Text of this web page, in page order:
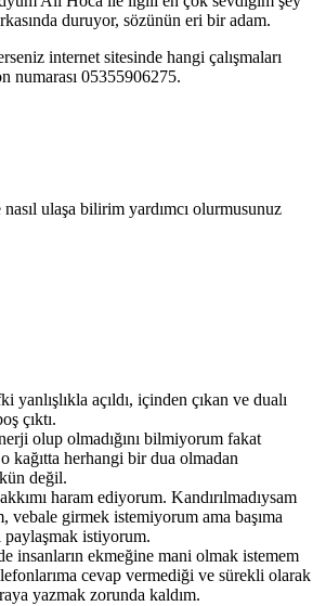
duruyor, sözünün eri bir adam.
internet sitesinde hangi çalışmaları
numarası 05355906275.
ulaşa bilirim yardımcı olurmusunuz
yanlışlıkla açıldı, içinden çıkan ve dualı
çıktı.
olup olmadığını bilmiyorum fakat
o kağıtta herhangi bir dua olmadan
değil.
haram ediyorum. Kandırılmadıysam
vebale girmek istemiyorum ama başıma
istiyorum.
insanların ekmeğine mani olmak istemem
cevap vermediği ve sürekli olarak
yazmak zorunda kaldım.